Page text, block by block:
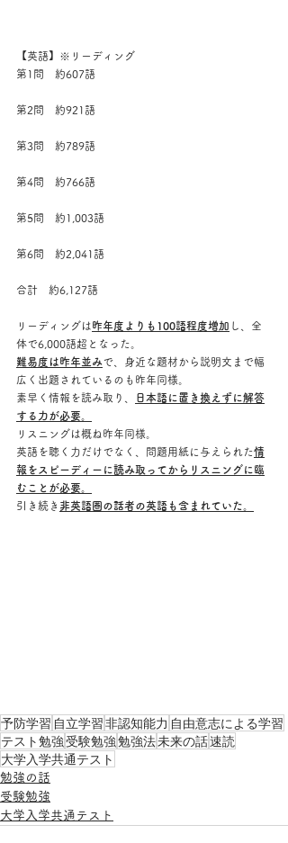
【英語】※リーディング
第1問　約607語
第2問　約921語
第3問　約789語
第4問　約766語
第5問　約1,003語
第6問　約2,041語
合計　約6,127語
リーディングは昨年度よりも100語程度増加 し、全
体で6,000語超となった。
難易度は昨年並みで、身近な題材から説明文まで幅
広く出題されているのも昨年同様。
素早く情報を読み取り、
日本語に置き換えずに解答
する力が必要。
リスニングは概ね昨年同様。
英語を聴く力だけでなく、問題用紙に与えられた情
報をスピーディーに読み取ってからリスニングに臨
むことが必要。
引き続き 非英語圏の話者の英語も含まれていた。
予防学習 自立学習非認知能力 自由意志による学習
テスト勉強受験勉強勉強法未来の話速読
大学入学共通テスト
勉強の話
受験勉強
大学入学共通テスト